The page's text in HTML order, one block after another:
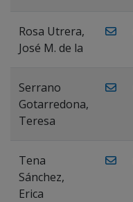
Rosa Utrera,
José M. de la
Serrano
Gotarredona,
Teresa
Tena
Sánchez,
Erica